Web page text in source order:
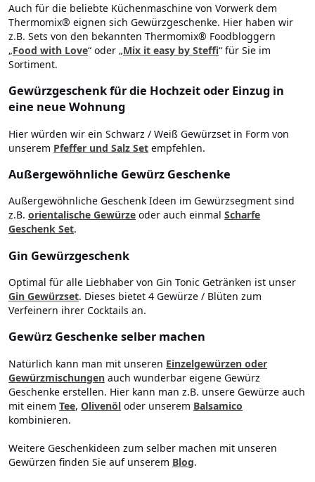
Auch für die beliebte Küchenmaschine von Vorwerk dem
Thermomix® eignen sich Gewürzgeschenke. Hier haben wir
z.B. Sets von den bekannten Thermomix® Foodbloggern
„Food with Love“ oder „Mix it easy by Steffi“ für Sie im
Sortiment.
Gewürzgeschenk für die Hochzeit oder Einzug in
eine neue Wohnung
Hier würden wir ein Schwarz / Weiß Gewürzset in Form von
unserem Pfeffer und Salz Set empfehlen.
Außergewöhnliche Gewürz Geschenke
Außergewöhnliche Geschenk Ideen im Gewürzsegment sind
z.B. orientalische Gewürze oder auch einmal Scharfe
Geschenk Set.
Gin Gewürzgeschenk
Optimal für alle Liebhaber von Gin Tonic Getränken ist unser
Gin Gewürzset. Dieses bietet 4 Gewürze / Blüten zum
Verfeinern ihrer Cocktails an.
Gewürz Geschenke selber machen
Natürlich kann man mit unseren Einzelgewürzen oder
Gewürzmischungen auch wunderbar eigene Gewürz
Geschenke erstellen. Hier kann man z.B. unsere Gewürze auch
mit einem Tee, Olivenöl oder unserem Balsamico
kombinieren.
Weitere Geschenkideen zum selber machen mit unseren
Gewürzen finden Sie auf unserem Blog.